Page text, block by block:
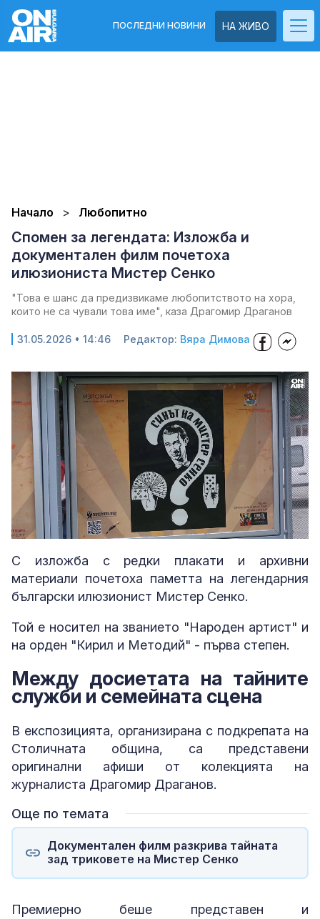
НА ЖИВО
ПОСЛЕДНИ НОВИНИ
Начало Любопитно
Спомен за легендата: Изложба и
документален филм почетоха
илюзиониста Мистер Сенко
"Това е шанс да предизвикаме любопитството на хора,
които не са чували това име", каза Драгомир Драганов
31.05.2026 • 14:46 Редактор: Вяра Димова
Unmute Loaded:
84.43%
С изложба с редки плакати и архивни
материали почетоха паметта на легендарния
български илюзионист Мистер Сенко.
Той е носител на званието "Народен артист" и
на орден "Кирил и Методий" - първа степен.
Между досиетата на тайните
служби и семейната сцена
В експозицията, организирана с подкрепата на
Столичната община, са представени
оригинални афиши от колекцията на
журналиста Драгомир Драганов.
Още по темата
Документален филм разкрива тайната
зад триковете на Мистер Сенко
Премиерно беше представен и